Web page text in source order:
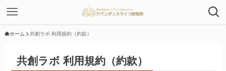
ホーム 共創ラボ 利用規約（約款）
共創ラボ 利用規約（約款）